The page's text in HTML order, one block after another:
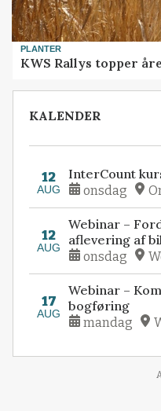
PLANTER
KWS Rallys topper
KALENDER
12
AUG
InterCount
onsdag
12
AUG
Webinar –
aflevering af
onsdag
17
AUG
Webinar –
bogføring
mandag